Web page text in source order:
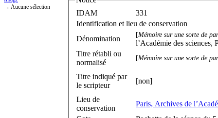
→ Aucune sélection
IDAM
331
Identification et lieu de conservation
Dénomination
[Mémoire sur une sorte de
l’Académie des sciences,
Titre rétabli ou
normalisé
[Mémoire sur une sorte de
Titre indiqué par
le scripteur
[non]
Lieu de
conservation
Paris, Archives de